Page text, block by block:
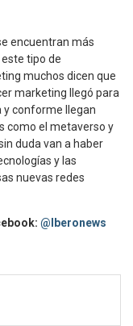
encuentran más
tipo de
muchos dicen que
marketing llegó para
y conforme llegan
como el metaverso y
duda van a haber
y las
nuevas redes
@Iberonews